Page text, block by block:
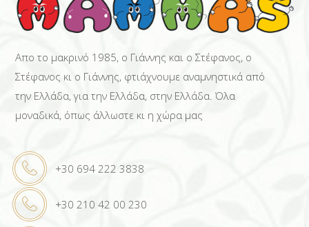
Απο το μακρινό 1985, ο Γιάννης και ο Στέφανος, ο
Στέφανος κι ο Γιάννης, φτιάχνουμε αναμνηστικά από
την Ελλάδα, για την Ελλάδα, στην Ελλάδα. Όλα
μοναδικά, όπως άλλωστε κι η χώρα μας
+30 694 222 3838
+30 210 42 00 230